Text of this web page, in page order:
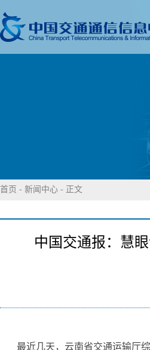
首页 - 新闻中心 - 正文
中国交通报：慧
最近几天，云南省交通运输厅综